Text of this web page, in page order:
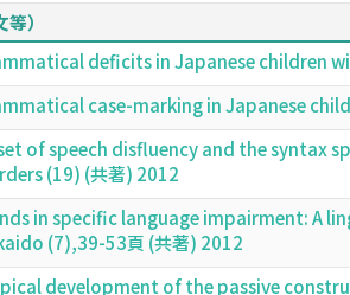
）
deficits in Japanese children
case-marking in Japanese
of speech disfluency and the syntax
(19) (共著) 2012
in specific language impairment: A
(7),39-53頁 (共著) 2012
development of the passive